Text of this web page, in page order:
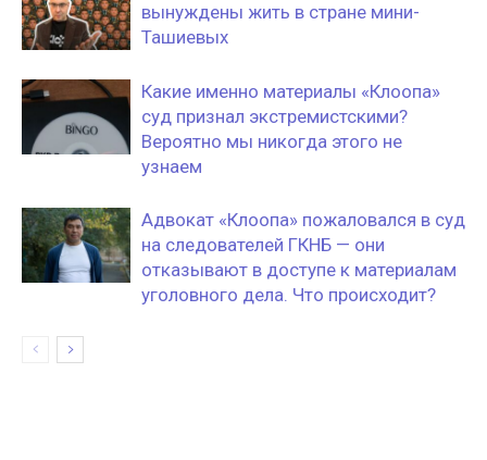
вынуждены жить в стране мини-
Ташиевых
Какие именно материалы «Клоопа»
суд признал экстремистскими?
Вероятно мы никогда этого не
узнаем
Адвокат «Клоопа» пожаловался в суд
на следователей ГКНБ — они
отказывают в доступе к материалам
уголовного дела. Что происходит?